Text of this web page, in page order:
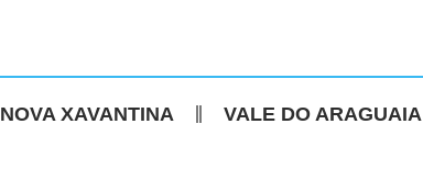
NOVA XAVANTINA VALE DO ARAGUAIA